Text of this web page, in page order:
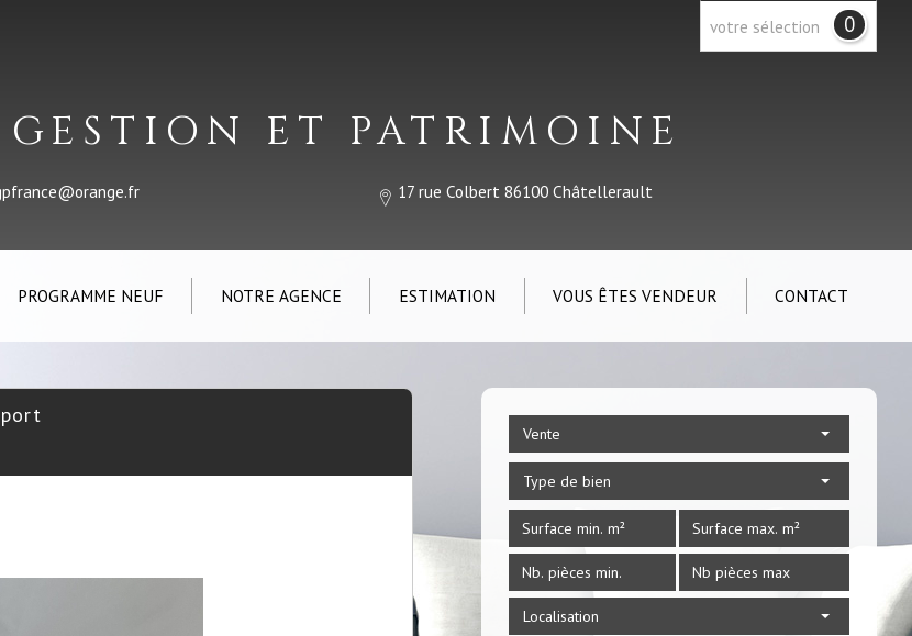
votre sélection 0
ET PATRIMOINE
17 rue Colbert 86100 Châtellerault
PROGRAMME NEUF NOTRE AGENCE ESTIMATION VOUS ÊTES VENDEUR CONTACT
Vente
Type de bien
Localisation